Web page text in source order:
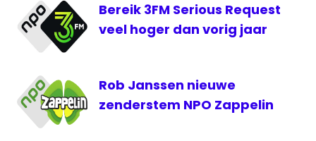
Bereik 3FM Serious Request
veel hoger dan vorig jaar
Rob Janssen nieuwe
zenderstem NPO Zappelin